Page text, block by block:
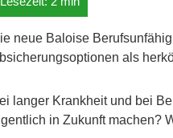
neue Baloise
als
langer Krankheit und bei
in Zukunft machen?